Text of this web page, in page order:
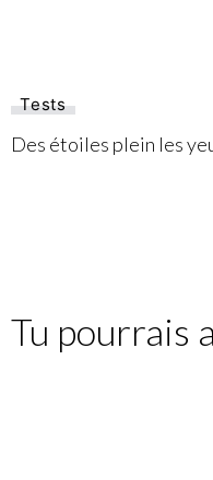
Tests
Des étoiles plein les
Tu pourrais